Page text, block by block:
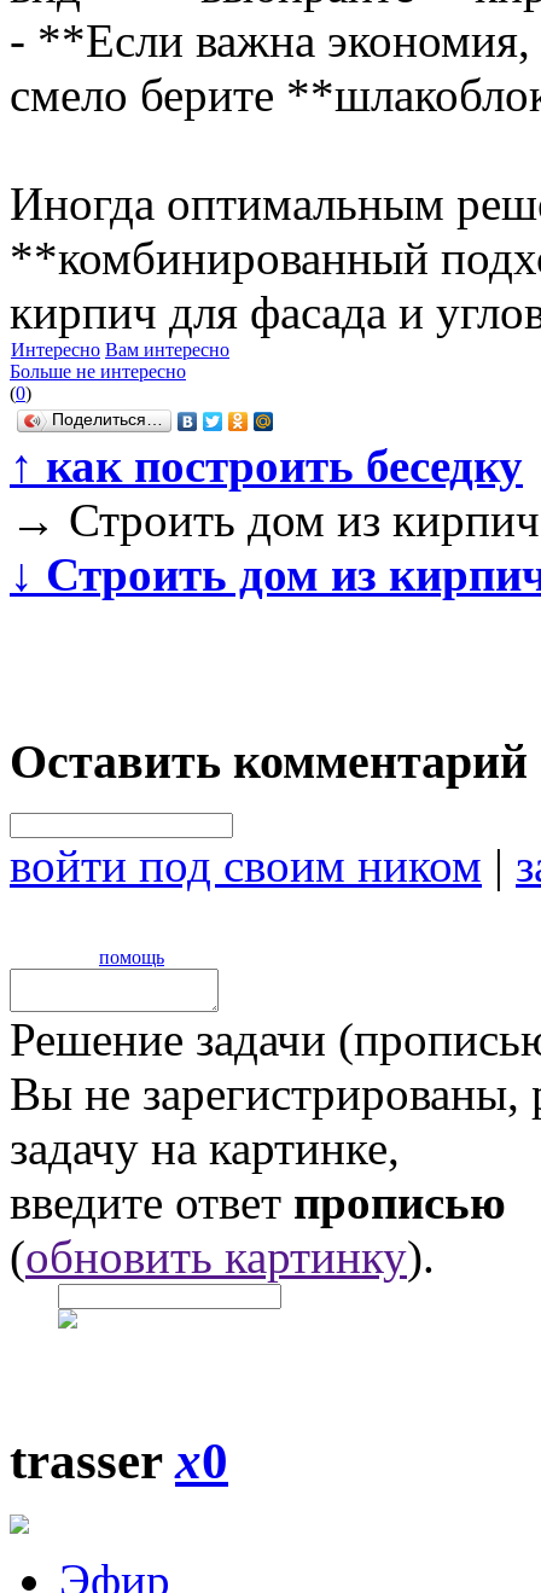
- **Если важна
смело берите
Иногда оптимальным
**комбинированный
кирпич для фасада и
Интересно Вам интересно
Больше не интересно
(0)
Поделиться…
↑ как построить беседку
→ Строить дом из
↓ Строить дом из
Оставить комментарий
войти под своим ником |
помощь
Решение задачи
Вы не
задачу на картинке,
введите ответ прописью
(обновить картинку).
trasserx0
Эфир